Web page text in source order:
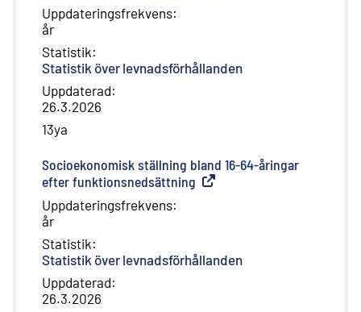
Uppdateringsfrekvens:
år
Statistik:
Statistik över levnadsförhållanden
Uppdaterad:
26.3.2026
13ya
Socioekonomisk ställning bland 16-64-åringar
efter funktionsnedsättning Extern länk
Uppdateringsfrekvens:
år
Statistik:
Statistik över levnadsförhållanden
Uppdaterad:
26.3.2026